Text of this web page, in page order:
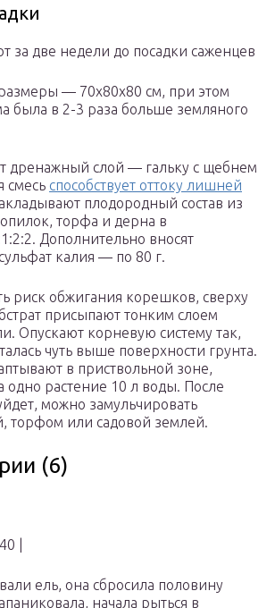
за две недели до посадки саженцев
— 70х80х80 см, при этом
была в 2-3 раза больше земляного
дренажный слой — гальку с щебнем
смесь способствует оттоку лишней
плодородный состав из
торфа и дерна в
Дополнительно вносят
калия — по 80 г.
риск обжигания корешков, сверху
присыпают тонким слоем
Опускают корневую систему так,
чуть выше поверхности грунта.
в приствольной зоне,
растение 10 л воды. После
можно замульчировать
торфом или садовой землей.
(6)
|
ель, она сбросила половину
начала рыться в